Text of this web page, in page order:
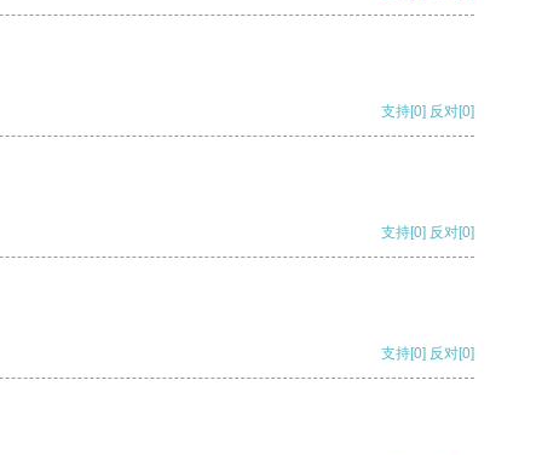
支持[0] 反对[0]
支持[0] 反对[0]
支持[0] 反对[0]